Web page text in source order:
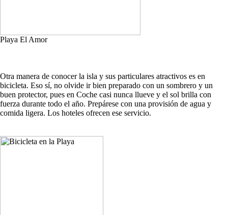
Playa El Amor
Otra manera de conocer la isla y sus particulares atractivos es en
bicicleta. Eso sí, no olvide ir bien preparado con un sombrero y un
buen protector, pues en Coche casi nunca llueve y el sol brilla con
fuerza durante todo el año. Prepárese con una provisión de agua y
comida ligera. Los hoteles ofrecen ese servicio.